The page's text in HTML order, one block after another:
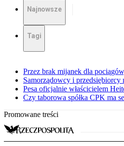
Najnowsze
Tagi
Przez brak mijanek dla
Samorządowcy i
Pesa oficjalnie właścicielem
Czy taborowa spółka CPK ma
Promowane treści